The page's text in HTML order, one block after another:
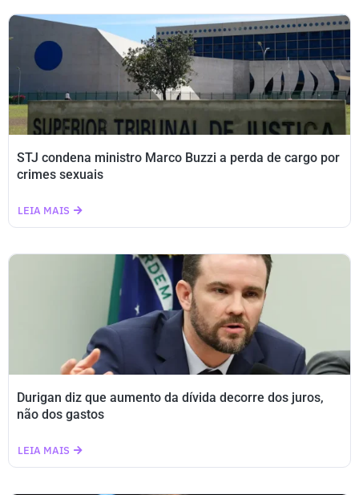
STJ condena ministro Marco Buzzi a perda de cargo por
crimes sexuais
LEIA MAIS
Durigan diz que aumento da dívida decorre dos juros,
não dos gastos
LEIA MAIS